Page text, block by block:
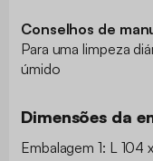
Conselhos de
Para uma limpeza
úmido
Dimensões da
Embalagem 1: L 104